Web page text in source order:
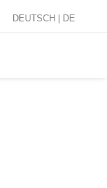
DEUTSCH | DE